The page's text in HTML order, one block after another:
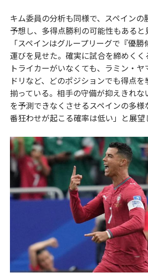
キム委員の分析も同様で、スペインの
予想し、多得点勝利の可能性もある
「スペインはグループリーグで『優
運びを見せた。確実に試合を締めく
トライカーがいなくても、ラミン・ヤ
ドリなど、どのポジションでも得点
揃っている。相手の守備が抑えきれ
を予測できなくさせるスペインの多様
番狂わせが起こる確率は低い」と展望